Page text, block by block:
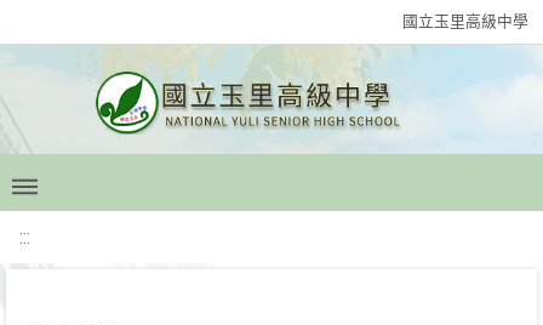
國立玉里高級中學
:::